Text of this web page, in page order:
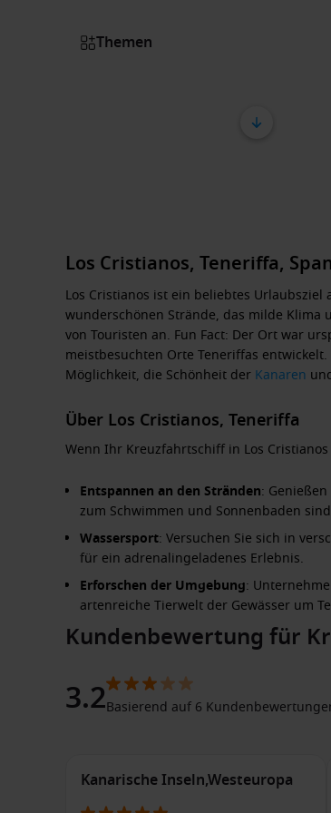
Themen
Los Cristianos, Teneriffa,
Los Cristianos ist ein beliebtes Urlaubsziel
wunderschönen Strände, das milde Klima
von Touristen an. Fun Fact: Der Ort war
meistbesuchten Orte Teneriffas
Möglichkeit, die Schönheit der Kanaren
Über Los Cristianos, Teneriffa
Wenn Ihr Kreuzfahrtschiff in Los
Entspannen an den Stränden:
zum Schwimmen und Sonnenbaden
Wassersport: Versuchen Sie sich in
für ein adrenalingeladenes Erlebnis.
Erforschen der Umgebung:
artenreiche Tierwelt der Gewässer um
Bummeln entlang der Promenade:
Vielzahl von Geschäften, Restaurants
Besuche in den örtlichen Märkten
typischen kanarischen Schmuck zu
Santa Cruz de La Palma,Kanarische
Top-Aktivitäten: Besuchen Sie den
Kundenbewertung für
3.2Basierend auf 6
Kanarische Inseln,Westeuropa